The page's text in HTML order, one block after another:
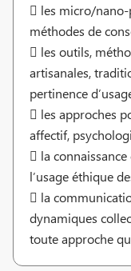
 les micro/
méthodes de
 les outils,
artisanales,
pertinence
 les approches
affectif,
 la
l’usage éthique
 la
dynamiques
toute approche